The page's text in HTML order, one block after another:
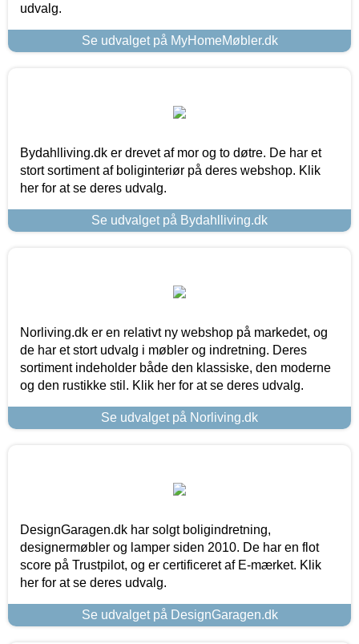
udvalg.
Se udvalget på MyHomeMøbler.dk
Bydahlliving.dk er drevet af mor og to døtre. De har et
stort sortiment af boliginteriør på deres webshop. Klik
her for at se deres udvalg.
Se udvalget på Bydahlliving.dk
Norliving.dk er en relativt ny webshop på markedet, og
de har et stort udvalg i møbler og indretning. Deres
sortiment indeholder både den klassiske, den moderne
og den rustikke stil. Klik her for at se deres udvalg.
Se udvalget på Norliving.dk
DesignGaragen.dk har solgt boligindretning,
designermøbler og lamper siden 2010. De har en flot
score på Trustpilot, og er certificeret af E-mærket. Klik
her for at se deres udvalg.
Se udvalget på DesignGaragen.dk